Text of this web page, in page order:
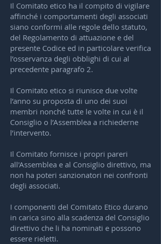
Il Comitato etico ha il compito di vigilare
affinché i comportamenti degli associati
siano conformi alle regole dello statuto,
del Regolamento di attuazione e del
presente Codice ed in particolare verifica
l’osservanza degli obblighi di cui al
precedente paragrafo 2.
Il Comitato etico si riunisce due volte
l’anno su proposta di uno dei suoi
membri nonché tutte le volte in cui è il
Consiglio o l’Assemblea a richiederne
l’intervento.
Il Comitato fornisce i propri pareri
all'Assemblea e al Consiglio direttivo, ma
non ha poteri sanzionatori nei confronti
degli associati.
I componenti del Comitato Etico durano
in carica sino alla scadenza del Consiglio
direttivo che li ha nominati e possono
essere rieletti.